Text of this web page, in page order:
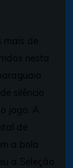
mais de
nesta
silêncio
jogo. A
de
a bola
a Seleção